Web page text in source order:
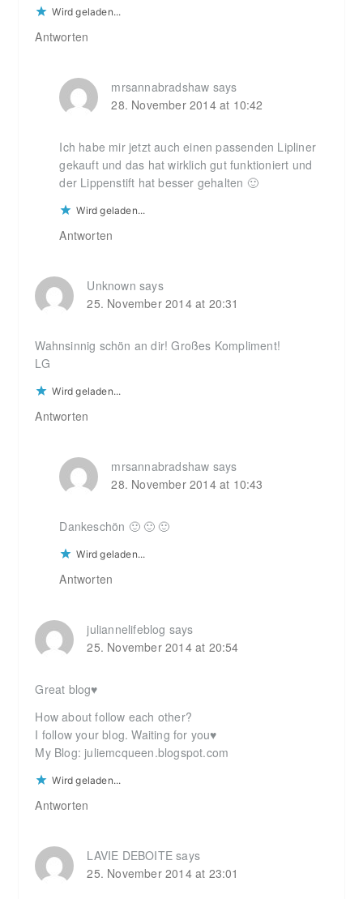
Wird geladen...
Antworten
mrsannabradshaw says
28. November 2014 at 10:42
Ich habe mir jetzt auch einen passenden Lipliner
gekauft und das hat wirklich gut funktioniert und
der Lippenstift hat besser gehalten 🙂
Wird geladen...
Antworten
Unknown says
25. November 2014 at 20:31
Wahnsinnig schön an dir! Großes Kompliment!
LG
Wird geladen...
Antworten
mrsannabradshaw says
28. November 2014 at 10:43
Dankeschön 🙂 🙂 🙂
Wird geladen...
Antworten
juliannelifeblog says
25. November 2014 at 20:54
Great blog♥
How about follow each other?
I follow your blog. Waiting for you♥
My Blog: juliemcqueen.blogspot.com
Wird geladen...
Antworten
LAVIE DEBOITE says
25. November 2014 at 23:01